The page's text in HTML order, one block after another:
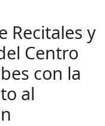
Recitales y
Centro
con la
al